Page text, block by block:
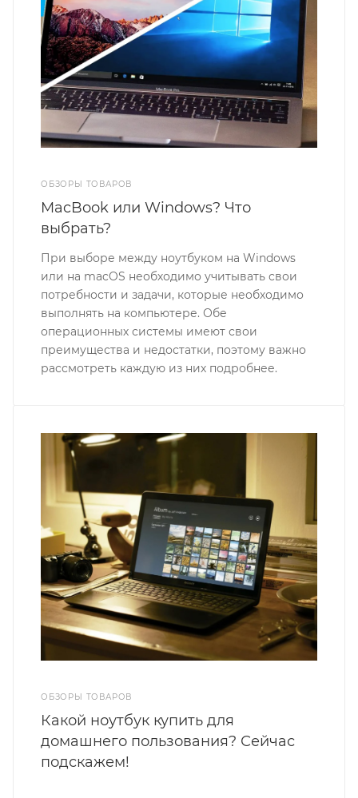
ОБЗОРЫ ТОВАРОВ
MacBook или Windows? Что
выбрать?
При выборе между ноутбуком на Windows
или на macOS необходимо учитывать свои
потребности и задачи, которые необходимо
выполнять на компьютере. Обе
операционных системы имеют свои
преимущества и недостатки, поэтому важно
рассмотреть каждую из них подробнее.
ОБЗОРЫ ТОВАРОВ
Какой ноутбук купить для
домашнего пользования? Сейчас
подскажем!